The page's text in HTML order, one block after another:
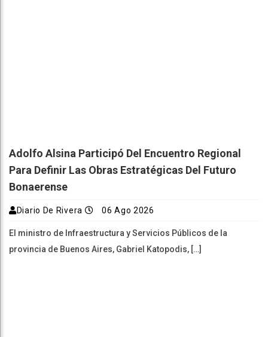
Adolfo Alsina Participó Del Encuentro Regional
Para Definir Las Obras Estratégicas Del Futuro
Bonaerense
Diario De Rivera 06 Ago 2026
El ministro de Infraestructura y Servicios Públicos de la
provincia de Buenos Aires, Gabriel Katopodis, […]